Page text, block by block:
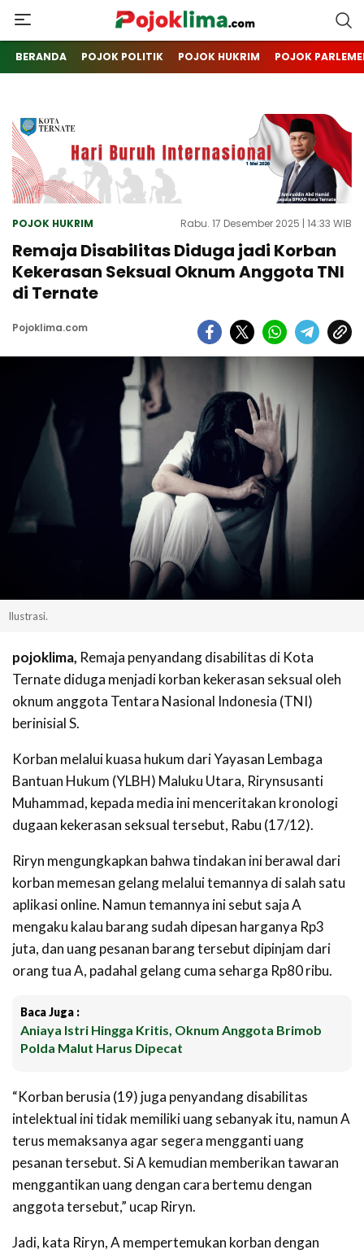
pojoklima.com
Mojokin
BERANDA POJOK POLITIK POJOK HUKRIM POJOK
POJOK HUKRIM Rabu. 17 Desember 2025 | 14:33 WIB
Remaja Disabilitas Diduga jadi Korban
Kekerasan Seksual Oknum Anggota TNI
di Ternate
Pojoklima.com
Ilustrasi.
pojoklima, Remaja penyandang disabilitas di Kota
Ternate diduga menjadi korban kekerasan seksual oleh
oknum anggota Tentara Nasional Indonesia (TNI)
berinisial S.
Korban melalui kuasa hukum dari Yayasan Lembaga
Bantuan Hukum (YLBH) Maluku Utara, Rirynsusanti
Muhammad, kepada media ini menceritakan kronologi
dugaan kekerasan seksual tersebut, Rabu (17/12).
Riryn mengungkapkan bahwa tindakan ini berawal dari
korban memesan gelang melalui temannya di salah satu
aplikasi online. Namun temannya ini sebut saja A
mengaku kalau barang sudah dipesan harganya Rp3
juta, dan uang pesanan barang tersebut dipinjam dari
orang tua A, padahal gelang cuma seharga Rp80 ribu.
Baca Juga :
Aniaya Istri Hingga Kritis, Oknum Anggota Brimob
Polda Malut Harus Dipecat
“Korban berusia (19) juga penyandang disabilitas
intelektual ini tidak memiliki uang sebanyak itu, namun A
terus memaksanya agar segera mengganti uang
pesanan tersebut. Si A kemudian memberikan tawaran
menggantikan uang dengan cara bertemu dengan
anggota tersebut,” ucap Riryn.
Jadi, kata Riryn, A mempertemukan korban dengan